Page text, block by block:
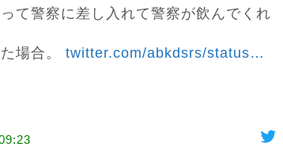
て警察に差し入れて警察が飲んでくれ
場合。 twitter.com/abkdsrs/status…